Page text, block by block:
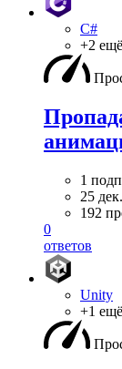
C#
+2 ещё
1
25
192
0
ответов
Unity
+1 ещё